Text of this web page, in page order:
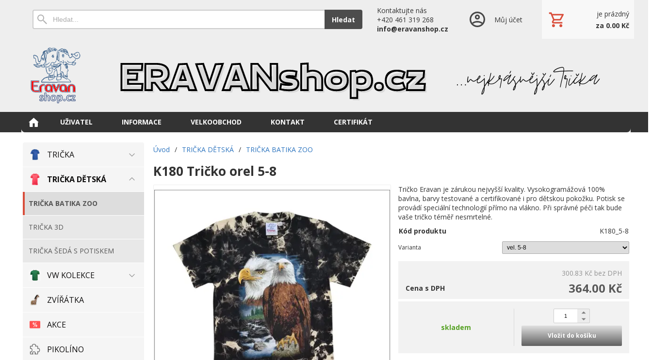
Hledat
Kontaktujte nás
+420 461 319 268
info@eravanshop.cz
Můj účet
je prázdný
za 0.00 Kč
UŽIVATEL INFORMACE VELKOOBCHOD KONTAKT CERTIFIKÁT
TRIČKA
TRIČKA DĚTSKÁ
TRIČKA BATIKA ZOO
TRIČKA 3D
TRIČKA ŠEDÁ S POTISKEM
VW KOLEKCE
ZVÍŘÁTKA
AKCE
PIKOLÍNO
Úvod / TRIČKA DĚTSKÁ / TRIČKA BATIKA ZOO
K180 Tričko orel 5-8
Tričko Eravan je zárukou nejvyšší kvality. Vysokogramážová 100%
bavlna, barvy testované a certifikované i pro dětskou pokožku. Potisk se
provádí speciální technologií přímo na vlákno. Při správné péči tak bude
vaše tričko téměř nesmrtelné.
Kód produktu
K180_5-8
Varianta
300.83 Kč bez DPH
364.00 Kč
Cena s DPH
skladem
Vložit do košíku